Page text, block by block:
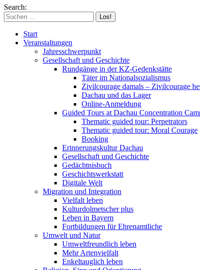
Search:
Start
Veranstaltungen
Jahresschwerpunkt
Gesellschaft und Geschichte
Rundgänge in der KZ-Gedenkstätte
Täter im Nationalsozialismus
Zivilcourage damals – Zivilcourage
Dachau und das Lager
Online-Anmeldung
Guided Tours at Dachau Concentration
Thematic guided tour: Perpetrators
Thematic guided tour: Moral Courage
Booking
Erinnerungskultur Dachau
Gesellschaft und Geschichte
Gedächtnisbuch
Geschichtswerkstatt
Digitale Welt
Migration und Integration
Vielfalt leben
Kulturdolmetscher plus
Leben in Bayern
Fortbildungen für Ehrenamtliche
Umwelt und Natur
Umweltfreundlich leben
Mehr Artenvielfalt
Enkeltauglich leben